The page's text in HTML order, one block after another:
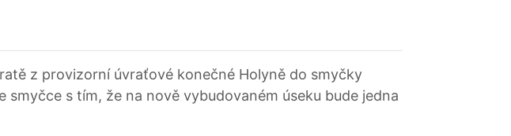
z provizorní úvraťové konečné Holyně do smyčky
s tím, že na nově vybudovaném úseku bude jedna